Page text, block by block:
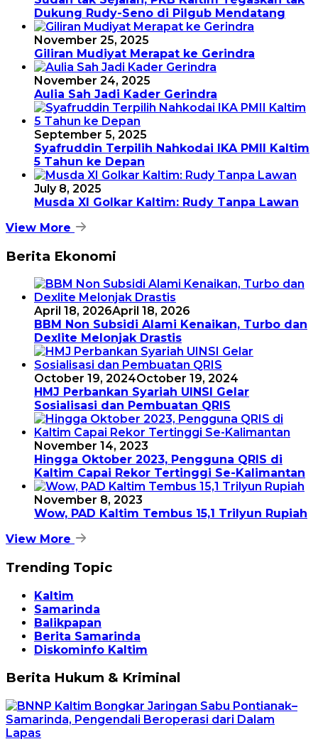
Dukung Rudy-Seno di Pilgub Mendatang
November 25, 2025
Giliran Mudiyat Merapat ke Gerindra
November 24, 2025
Aulia Sah Jadi Kader Gerindra
September 5, 2025
Syafruddin Terpilih Nahkodai IKA PMII Kaltim
5 Tahun ke Depan
July 8, 2025
Musda XI Golkar Kaltim: Rudy Tanpa Lawan
View More
Berita Ekonomi
April 18, 2026April 18, 2026
BBM Non Subsidi Alami Kenaikan, Turbo dan
Dexlite Melonjak Drastis
October 19, 2024October 19, 2024
HMJ Perbankan Syariah UINSI Gelar
Sosialisasi dan Pembuatan QRIS
November 14, 2023
Hingga Oktober 2023, Pengguna QRIS di
Kaltim Capai Rekor Tertinggi Se-Kalimantan
November 8, 2023
Wow, PAD Kaltim Tembus 15,1 Trilyun Rupiah
View More
Trending Topic
Kaltim
Samarinda
Balikpapan
Berita Samarinda
Diskominfo Kaltim
Berita Hukum & Kriminal